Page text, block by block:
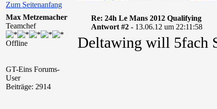
Zum Seitenanfang
Max Metzemacher
Teamchef
Offline
GT-Eins Forums-
User
Beiträge: 2914
Re: 24h Le Mans 2012 Qualifying
Antwort #2 - 13.06.12 um 22:11:58
Deltawing will 5fach